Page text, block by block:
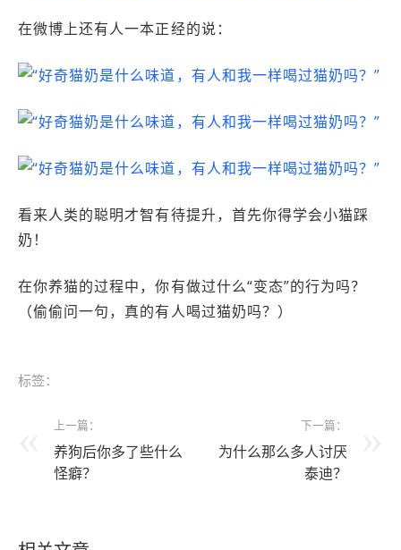
在微博上还有人一本正经的说：
看来人类的聪明才智有待提升，首先你得学会小猫踩
奶！
在你养猫的过程中，你有做过什么“变态”的行为吗？
（偷偷问一句，真的有人喝过猫奶吗？）
标签：
上一篇：
养狗后你多了些什么
怪癖？
下一篇：
为什么那么多人讨厌
泰迪？